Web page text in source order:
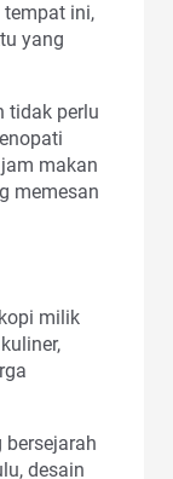
tempat ini,
yang
tidak perlu
makan
memesan
milik
desain